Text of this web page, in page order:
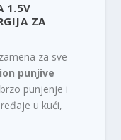
1.5V
ZA
za sve
punjive
punjenje i
u kući,